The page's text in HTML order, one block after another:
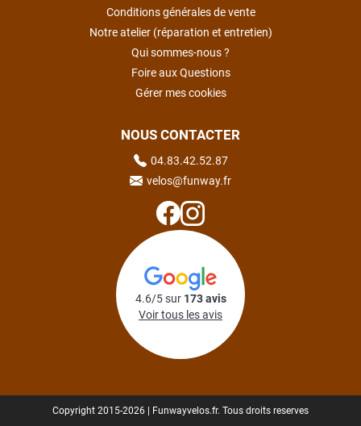
Conditions générales de vente
Notre atelier (réparation et entretien)
Qui sommes-nous ?
Foire aux Questions
Gérer mes cookies
NOUS CONTACTER
04.83.42.52.87
velos@funway.fr
4.6/5 sur 173 avis
Voir tous les avis
Copyright 2015-2026 | Funwayvelos.fr. Tous droits reserves